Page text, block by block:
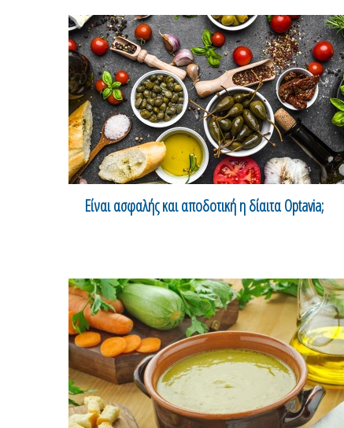
Είναι ασφαλής και αποδοτική η δίαιτα Optavia;